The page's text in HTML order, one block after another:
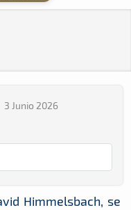
3 Junio 2026
Himmelsbach, se